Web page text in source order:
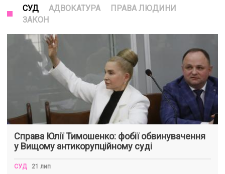
СУД АДВОКАТУРА
ПРАВА ЛЮДИНИ
ЗАКОН
Справа Юлії Тимошенко: фобії обвинувачення
у Вищому антикорупційному суді
СУД 21 лип